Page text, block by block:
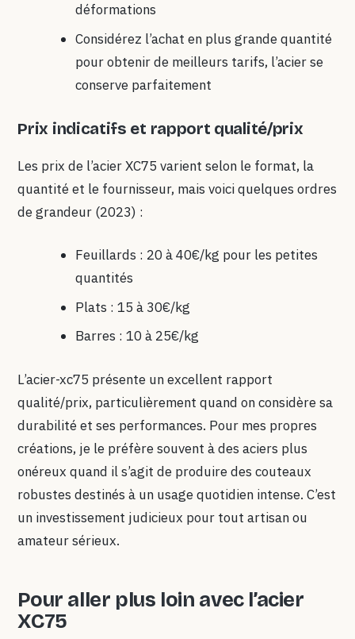
déformations
Considérez l’achat en plus grande quantité
pour obtenir de meilleurs tarifs, l’acier se
conserve parfaitement
Prix indicatifs et rapport qualité/prix
Les prix de l’acier XC75 varient selon le format, la
quantité et le fournisseur, mais voici quelques ordres
de grandeur (2023) :
Feuillards : 20 à 40€/kg pour les petites
quantités
Plats : 15 à 30€/kg
Barres : 10 à 25€/kg
L’acier-xc75 présente un excellent rapport
qualité/prix, particulièrement quand on considère sa
durabilité et ses performances. Pour mes propres
créations, je le préfère souvent à des aciers plus
onéreux quand il s’agit de produire des couteaux
robustes destinés à un usage quotidien intense. C’est
un investissement judicieux pour tout artisan ou
amateur sérieux.
Pour aller plus loin avec l’acier
XC75